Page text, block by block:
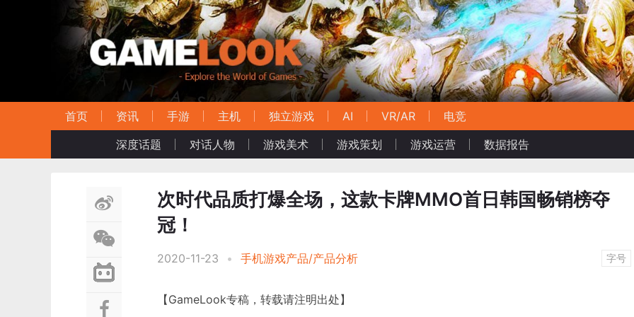
首页 资讯 手游 主机 独立游戏 AI VR/AR
电竞
深度话题
对话人物 游戏美术 游戏策划 游戏运营 数据报告
次时代品质打爆全场，这款卡牌MMO首日韩国畅销榜夺
冠！
2020-11-23 • 手机游戏产品/产品分析 字号
【GameLook专稿，转载请注明出处】